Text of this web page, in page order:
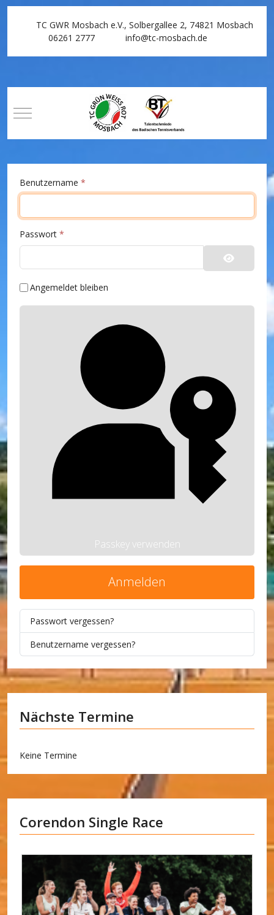
TC GWR Mosbach e.V., Solbergallee 2, 74821 Mosbach
06261 2777
info@tc-mosbach.de
Mobile Menu Toggle
Benutzername *
Passwort *
Passwort
Angemeldet bleiben
Passkey verwenden
Anmelden
Passwort vergessen?
Benutzername vergessen?
Nächste Termine
Keine Termine
Corendon Single Race